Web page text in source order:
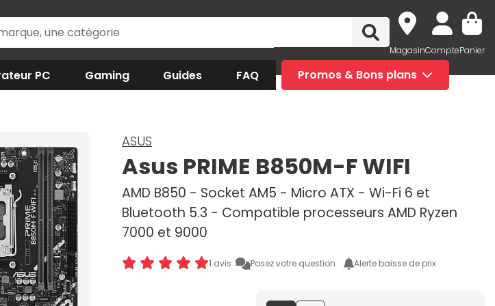
MagasinComptePanier
PC Gaming Guides FAQ Promos & Bons plans
ASUS
Asus PRIME B850M-F WIFI
AMD B850 - Socket AM5 - Micro ATX - Wi-Fi 6 et
Bluetooth 5.3 - Compatible processeurs AMD Ryzen
7000 et 9000
1 avis Posez votre question Alerte baisse de prix